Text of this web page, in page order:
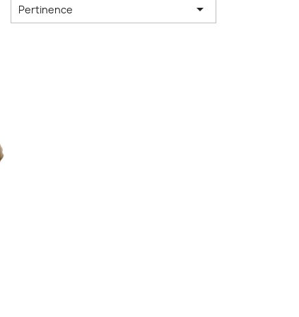
Pertinence 